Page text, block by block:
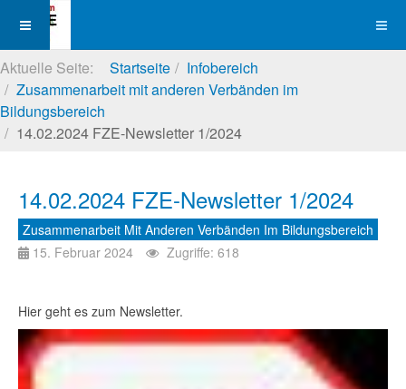
Aktuelle Seite: Startseite
Infobereich
Zusammenarbeit mit anderen Verbänden im
Bildungsbereich
14.02.2024 FZE-Newsletter 1/2024
14.02.2024 FZE-Newsletter 1/2024
Zusammenarbeit Mit Anderen Verbänden Im Bildungsbereich
15. Februar 2024
Zugriffe: 618
Hier geht es zum Newsletter.